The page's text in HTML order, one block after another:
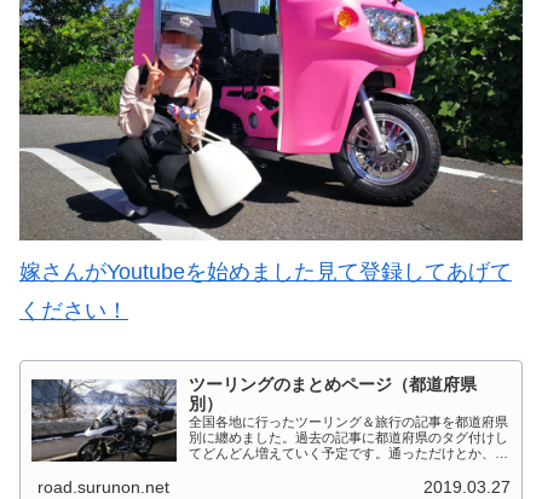
嫁さんがYoutubeを始めました見て登録してあげて
ください！
ツーリングのまとめページ（都道府県
別）
全国各地に行ったツーリング＆旅行の記事を都道府県
別に纏めました。過去の記事に都道府県のタグ付けし
てどんどん増えていく予定です。通っただけとか、中
なかなか難しいですね、能登半島とか北陸とか、石
road.surunon.net 2019.03.27